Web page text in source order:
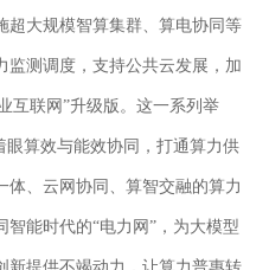
超大规模智算集群、算电协同等
监测调度，支持公共云发展，加
互联网”升级版。这一系列举
眼算效与能效协同，打通算力供
体、云网协同、算智交融的算力
能时代的“电力网”，为大模型